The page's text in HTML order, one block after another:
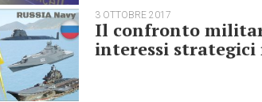
3 OTTOBRE 2017
Il confronto
interessi strategici